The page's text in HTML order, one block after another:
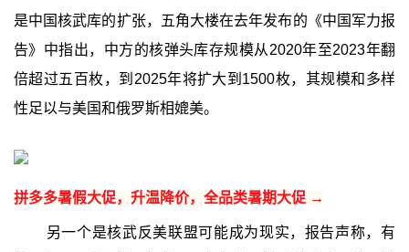
是中国核武库的扩张，五角大楼在去年发布的《中国军力报
告》中指出，中方的核弹头库存规模从2020年至2023年翻
倍超过五百枚，到2025年将扩大到1500枚，其规模和多样
性足以与美国和俄罗斯相媲美。
拼多多暑假大促，升温降价，全品类暑期大促 →
另一个是核武反美联盟可能成为现实，报告声称，有